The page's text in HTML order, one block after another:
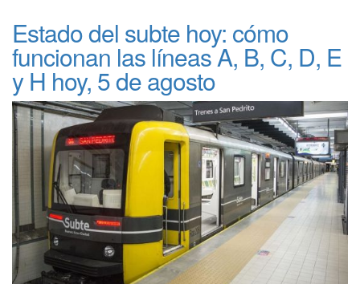
Estado del subte hoy: cómo
funcionan las líneas A, B, C, D, E
y H hoy, 5 de agosto